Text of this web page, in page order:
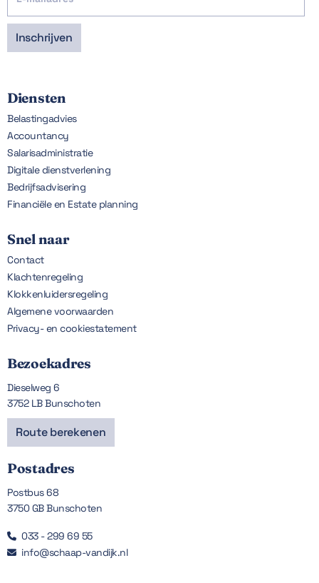
Diensten
Belastingadvies
Accountancy
Salarisadministratie
Digitale dienstverlening
Bedrijfsadvisering
Financiële en Estate planning
Snel naar
Contact
Klachtenregeling
Klokkenluidersregeling
Algemene voorwaarden
Privacy- en cookiestatement
Bezoekadres
Dieselweg 6
3752 LB Bunschoten
Route berekenen
Postadres
Postbus 68
3750 GB Bunschoten
 033 - 299 69 55
 info@schaap-vandijk.nl